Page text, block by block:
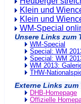
Klein und
Klein und
WM-Special
Unsere Links zum
WM-Special
Special: WM
Special: WM
WM 2013:
THW-
Externe Links zum
DHB-Homepage
Offizielle